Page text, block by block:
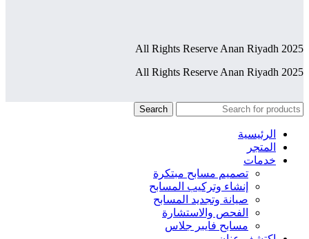
All Rights Reserve Anan Riyadh 2025
All Rights Reserve Anan Riyadh 2025
Search
الرئيسية
المتجر
خدمات
تصميم مسابح مبتكرة
إنشاء وتركيب المسابح
صيانة وتجديد المسابح
الفحص والاستشارة
مسابح فايبر جلاس